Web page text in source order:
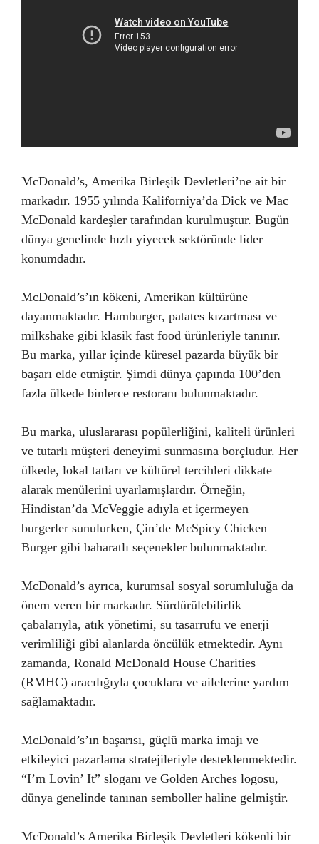
McDonald’s, Amerika Birleşik Devletleri’ne ait bir
markadır. 1955 yılında Kaliforniya’da Dick ve Mac
McDonald kardeşler tarafından kurulmuştur. Bugün
dünya genelinde hızlı yiyecek sektöründe lider
konumdadır.
McDonald’s’ın kökeni, Amerikan kültürüne
dayanmaktadır. Hamburger, patates kızartması ve
milkshake gibi klasik fast food ürünleriyle tanınır.
Bu marka, yıllar içinde küresel pazarda büyük bir
başarı elde etmiştir. Şimdi dünya çapında 100’den
fazla ülkede binlerce restoranı bulunmaktadır.
Bu marka, uluslararası popülerliğini, kaliteli ürünleri
ve tutarlı müşteri deneyimi sunmasına borçludur. Her
ülkede, lokal tatları ve kültürel tercihleri dikkate
alarak menülerini uyarlamışlardır. Örneğin,
Hindistan’da McVeggie adıyla et içermeyen
burgerler sunulurken, Çin’de McSpicy Chicken
Burger gibi baharatlı seçenekler bulunmaktadır.
McDonald’s ayrıca, kurumsal sosyal sorumluluğa da
önem veren bir markadır. Sürdürülebilirlik
çabalarıyla, atık yönetimi, su tasarrufu ve enerji
verimliliği gibi alanlarda öncülük etmektedir. Aynı
zamanda, Ronald McDonald House Charities
(RMHC) aracılığıyla çocuklara ve ailelerine yardım
sağlamaktadır.
McDonald’s’ın başarısı, güçlü marka imajı ve
etkileyici pazarlama stratejileriyle desteklenmektedir.
“I’m Lovin’ It” sloganı ve Golden Arches logosu,
dünya genelinde tanınan semboller haline gelmiştir.
McDonald’s Amerika Birleşik Devletleri kökenli bir